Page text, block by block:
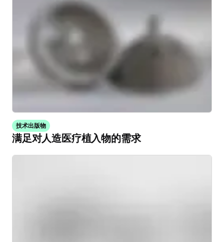
技术出版物
满足对人造医疗植入物的需求